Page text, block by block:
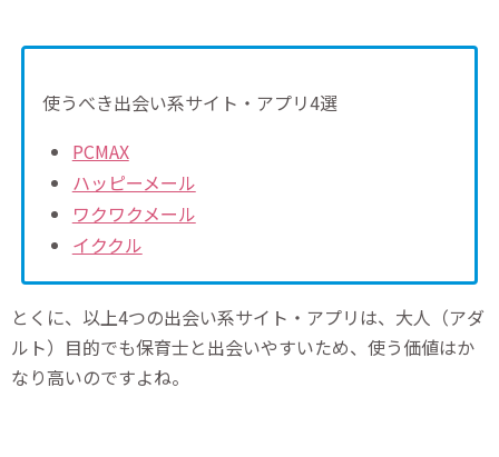
使うべき出会い系サイト・アプリ4選
PCMAX
ハッピーメール
ワクワクメール
イククル
とくに、以上4つの出会い系サイト・アプリは、大人（アダ
ルト）目的でも保育士と出会いやすいため、使う価値はか
なり高いのですよね。